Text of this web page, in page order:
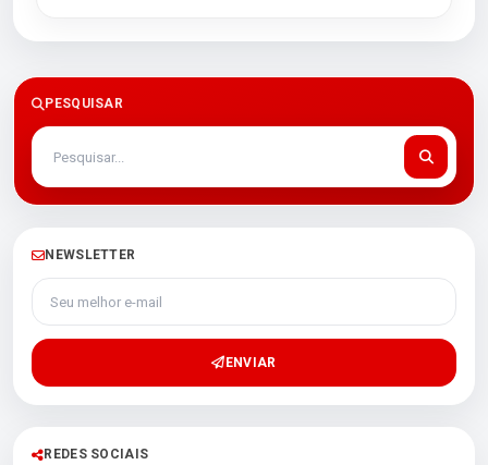
PESQUISAR
NEWSLETTER
Seu melhor e-mail
ENVIAR
REDES SOCIAIS